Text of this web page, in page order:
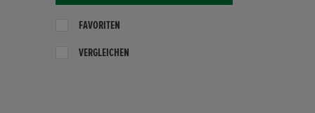
FAVORITEN
VERGLEICHEN